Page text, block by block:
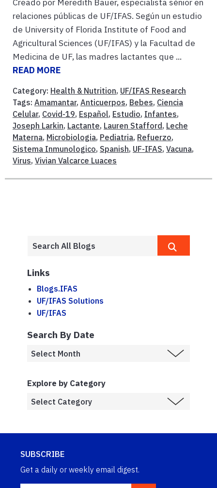
relaciones públicas de UF/IFAS. Según un estudio
de University of Florida Institute of Food and
Agricultural Sciences (UF/IFAS) y la Facultad de
Medicina de UF, las madres lactantes que ...
READ MORE
Category: Health & Nutrition, UF/IFAS Research
Tags: Amamantar, Anticuerpos, Bebes, Ciencia
Celular, Covid-19, Español, Estudio, Infantes,
Joseph Larkin, Lactante, Lauren Stafford , Leche
Materna, Microbiologia, Pediatria, Refuerzo,
Sistema Inmunologico, Spanish, UF-IFAS, Vacuna,
Virus, Vivian Valcarce Luaces
Links
Blogs.IFAS
UF/IFAS Solutions
UF/IFAS
Search By Date
Explore by Category
SUBSCRIBE
Get a daily or weekly email digest.